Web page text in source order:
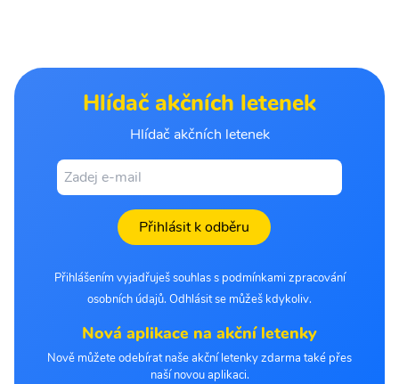
Hlídač akčních letenek
Hlídač akčních letenek
Přihlásit k odběru
Přihlášením vyjadřuješ souhlas s podmínkami zpracování
osobních údajů. Odhlásit se můžeš kdykoliv.
Nová aplikace na akční letenky
Nově můžete odebírat naše akční letenky zdarma také přes
naší novou aplikaci.